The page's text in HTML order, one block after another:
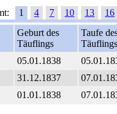
1 4 7 10 13
16
Geburt des
Täuflings
Taufe
Täuflings
05.01.1838
31.12.1837
01.01.1838